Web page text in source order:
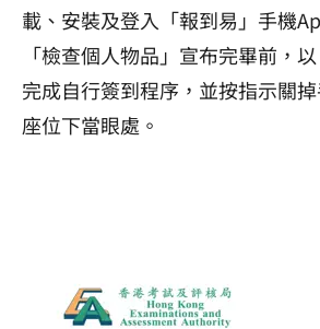
載、安裝及登入「報到易」手機
「檢查個人物品」宣布完畢前，
完成自行簽到程序，並按指示關
座位下當眼處。